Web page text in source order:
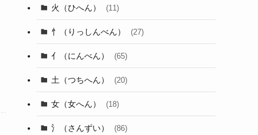
火（ひへん） (11)
忄（りっしんべん） (27)
亻（にんべん） (65)
土（つちへん） (20)
女（女へん） (18)
氵（さんずい） (86)